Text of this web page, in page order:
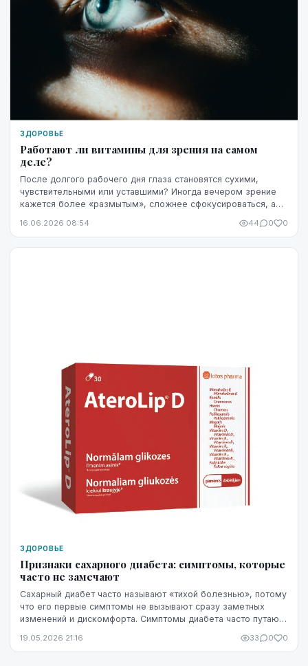
ЗДОРОВЬЕ
Работают ли витамины для зрения на самом
деле?
После долгого рабочего дня глаза становятся сухими,
чувствительными или уставшими? Иногда вечером зрение
кажется более «размытым», сложнее сфокусироваться, а
16.06.2026 08:54 44 0 0
ЗДОРОВЬЕ
Признаки сахарного диабета: симптомы, которые
часто не замечают
Сахарный диабет часто называют «тихой болезнью», потому
что его первые симптомы не вызывают сразу заметных
изменений и дискомфорта. Симптомы диабета часто путают
19.05.2026 21:16 33 0 0